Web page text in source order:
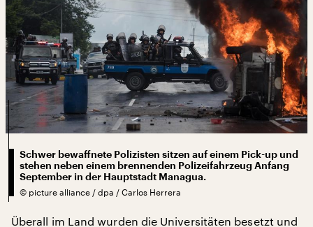
Schwer bewaffnete Polizisten sitzen auf einem Pick-up und
stehen neben einem brennenden Polizeifahrzeug Anfang
September in der Hauptstadt Managua.
© picture alliance / dpa / Carlos Herrera
Überall im Land wurden die Universitäten besetzt und